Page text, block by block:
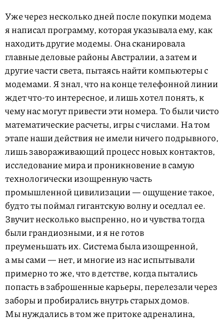
Уже через несколько дней после покупки модема
я написал программу, которая указывала ему, как
находить другие модемы. Она сканировала
главные деловые районы Австралии, а затем и
другие части света, пытаясь найти компьютеры с
модемами. Я знал, что на конце телефонной линии
ждет что-то интересное, и лишь хотел понять, к
чему нас могут привести эти номера. То были чисто
математические расчеты, игры с числами. На том
этапе наши действия не имели ничего подрывного,
лишь завораживающий процесс новых контактов,
исследование мира и проникновение в самую
технологически изощренную часть
промышленной цивилизации — ощущение такое,
будто ты поймал гигантскую волну и оседлал ее.
Звучит несколько выспренно, но и чувства тогда
были грандиозными, и я не готов
преуменьшать их. Система была изощренной,
а мы сами — нет, и многие из нас испытывали
примерно то же, что в детстве, когда пытались
попасть в заброшенные карьеры, перелезали через
заборы и пробирались внутрь старых домов.
Мы нуждались в том же притоке адреналина,